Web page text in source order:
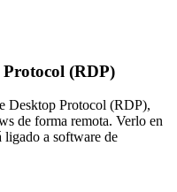
Protocol (RDP)
Desktop Protocol (RDP),
de forma remota. Verlo en
ligado a software de